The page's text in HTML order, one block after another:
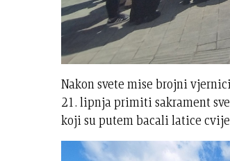
Nakon svete mise brojni
21. lipnja primiti sakrament
koji su putem bacali latice